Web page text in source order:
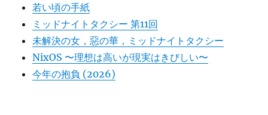
若い頃の手紙
ミッドナイトタクシー 第11回
未解決の女，惡の華，ミッドナイトタクシー
NixOS 〜理想は高いが現実はきびしい〜
今年の抱負 (2026)